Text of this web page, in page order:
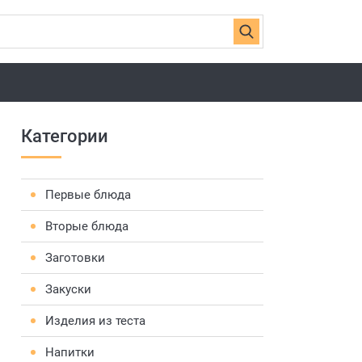
Категории
Первые блюда
Вторые блюда
Заготовки
Закуски
Изделия из теста
Напитки